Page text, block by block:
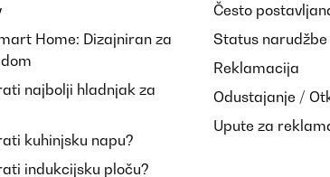
très jolie ! Je recommande !
Home: Dizajniran za
najbolji hladnjak za
kuhinjsku napu?
indukcijsku ploču?
Često
Status narudžbe
Reklamacija
Odustajanje /
Upute za